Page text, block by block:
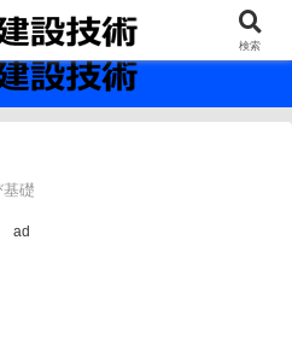
の情報インフラ。
礎
ad
検索